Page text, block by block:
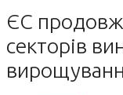
ЄС
секторів